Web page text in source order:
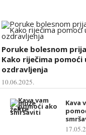
Poruke bolesnom
Kako riječima pomoći
ozdravljenja
10.06.2025.
Kava